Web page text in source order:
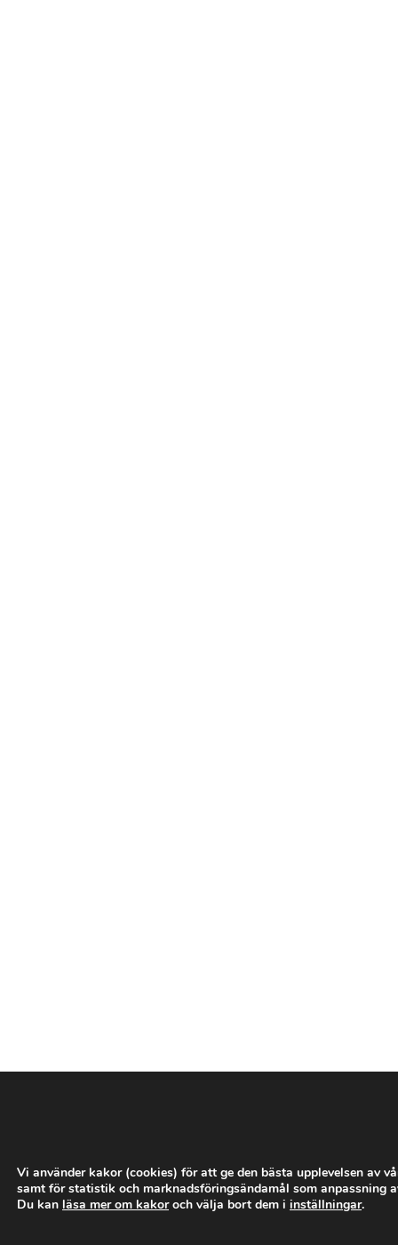
Vi använder kakor (cookies) för att ge den bästa upplevelsen av
samt för statistik och marknadsföringsändamål som anpassning
Du kan läsa mer om kakoroch välja bort dem i inställningar.